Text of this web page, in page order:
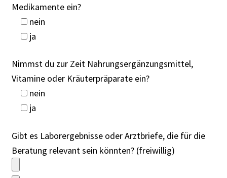
Medikamente ein?
nein
ja
Nimmst du zur Zeit Nahrungsergänzungsmittel,
Vitamine oder Kräuterpräparate ein?
nein
ja
Gibt es Laborergebnisse oder Arztbriefe, die für die
Beratung relevant sein könnten? (freiwillig)